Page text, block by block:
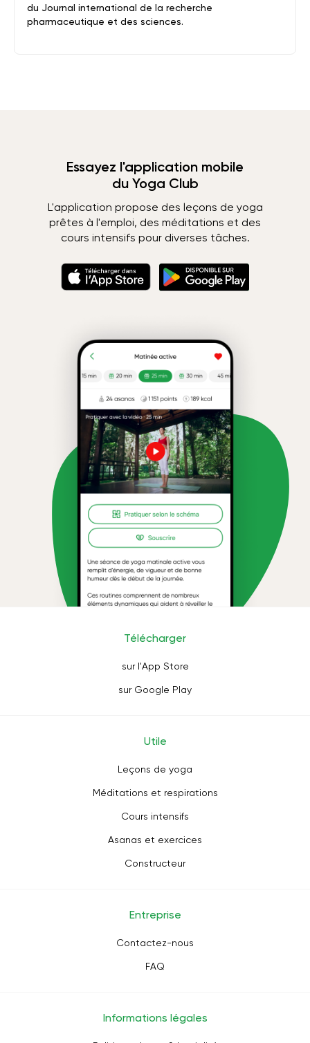
du Journal international de la recherche
pharmaceutique et des sciences.
Essayez l'application mobile
du Yoga Club
L'application propose des leçons de yoga
prêtes à l'emploi, des méditations et des
cours intensifs pour diverses tâches.
Télécharger
sur l'App Store
sur Google Play
Utile
Leçons de yoga
Méditations et respirations
Cours intensifs
Asanas et exercices
Constructeur
Entreprise
Contactez-nous
FAQ
Informations légales